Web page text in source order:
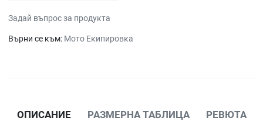
Задай въпрос за продукта
Върни се към: Мото Екипировка
ОПИСАНИЕ РАЗМЕРНА ТАБЛИЦА РЕВЮТА